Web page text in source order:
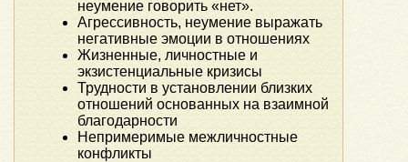
неумение говорить «нет».
Агрессивность, неумение выражать
негативные эмоции в отношениях
Жизненные, личностные и
экзистенциальные кризисы
Трудности в установлении близких
отношений основанных на взаимной
благодарности
Непримеримые межличностные
конфликты